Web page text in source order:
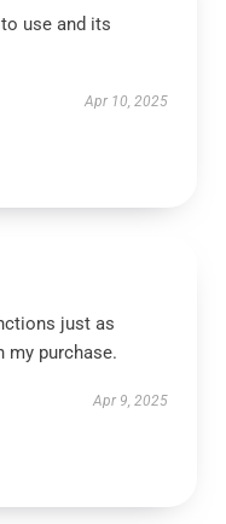
use and its
Apr 10, 2025
just as
my purchase.
Apr 9, 2025